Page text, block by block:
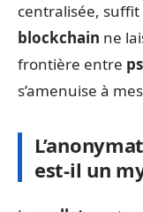
centralisée, suffit
blockchain ne
frontière entre
s’amenuise à
est-il un